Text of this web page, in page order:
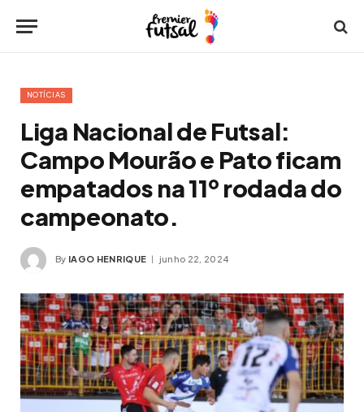
NOTÍCIAS
Liga Nacional de Futsal:
Campo Mourão e Pato ficam
empatados na 11º rodada do
campeonato.
By IAGO HENRIQUE junho 22, 2024